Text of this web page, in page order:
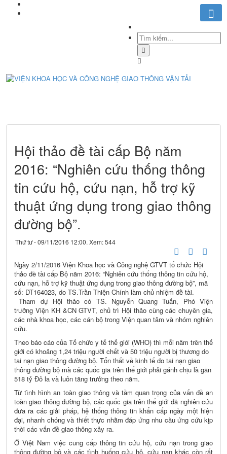
Hội thảo đề tài cấp Bộ năm
2016: “Nghiên cứu thống thông
tin cứu hộ, cứu nạn, hỗ trợ kỹ
thuật ứng dụng trong giao thông
đường bộ”.
Thứ tư - 09/11/2016 12:00. Xem: 544
Ngày 2/11/2016 Viện Khoa học và Công nghệ GTVT tổ chức Hội
thảo đề tài cấp Bộ năm 2016: “Nghiên cứu thống thông tin cứu hộ,
cứu nạn, hỗ trợ kỹ thuật ứng dụng trong giao thông đường bộ”, mã
số: DT164023, do TS.Trần Thiện Chính làm chủ nhiệm đề tài.
Tham dự Hội thảo có TS. Nguyễn Quang Tuấn, Phó Viện
trưởng Viện KH &CN GTVT, chủ trì Hội thảo cùng các chuyên gia,
các nhà khoa học, các cán bộ trong Viện quan tâm và nhóm nghiên
cứu.
Theo báo cáo của Tổ chức y tế thế giới (WHO) thì mỗi năm trên thế
giới có khoảng 1,24 triệu người chết và 50 triệu người bị thương do
tai nạn giao thông đường bộ. Tổn thất về kinh tế do tai nạn giao
thông đường bộ mà các quốc gia trên thế giới phải gánh chịu là gần
518 tỷ Đô la và luôn tăng trưởng theo năm.
Từ tình hình an toàn giao thông và tầm quan trọng của vấn đề an
toàn giao thông đường bộ, các quốc gia trên thế giới đã nghiên cứu
đưa ra các giải pháp, hệ thống thông tin khẩn cấp ngày một hiện
đại, nhanh chóng và thiết thực nhằm đáp ứng nhu cầu ứng cứu kịp
thời các vấn đề giao thông xảy ra.
Ở Việt Nam việc cung cấp thông tin cứu hộ, cứu nạn trong giao
thông đường bộ và các tình huống cứu hộ, cứu nạn khác còn rất